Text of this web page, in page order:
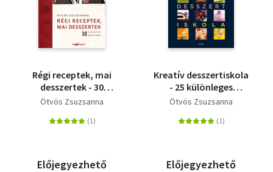
Régi receptek, mai
desszertek - 30
klasszikus kreatívan
Ötvös Zsuzsanna
Előjegyezhető
Kreatív desszertiskola
- 25 különleges
desszert, 35
lehetőség
Ötvös Zsuzsanna
Előjegyezhető